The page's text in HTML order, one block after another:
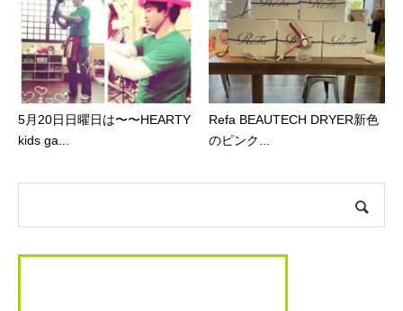
5月20日日曜日は〜〜HEARTY
kids ga...
Refa BEAUTECH DRYER新色
のピンク...